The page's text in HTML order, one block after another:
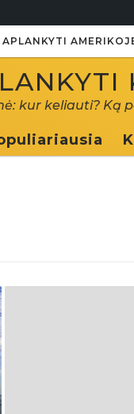
APLANKYTI
kur keliauti? Ką